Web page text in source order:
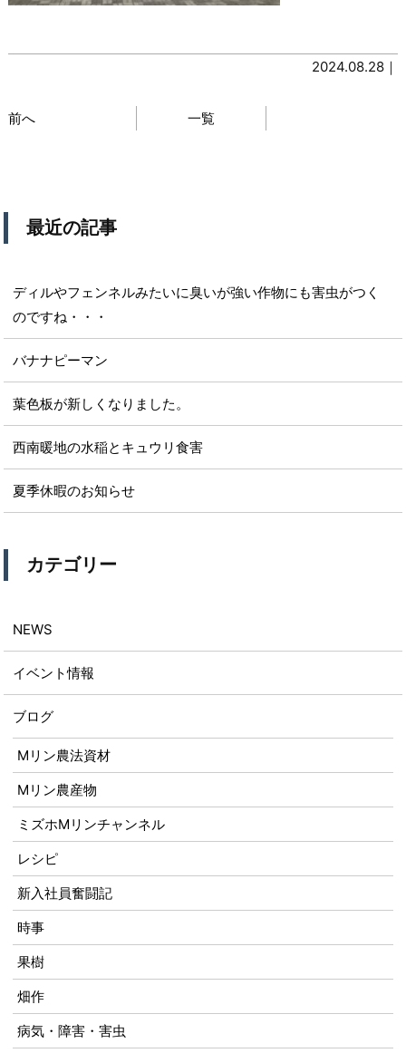
2024.08.28｜
前へ 一覧
最近の記事
ディルやフェンネルみたいに臭いが強い作物にも害虫がつく
のですね・・・
バナナピーマン
葉色板が新しくなりました。
西南暖地の水稲とキュウリ食害
夏季休暇のお知らせ
カテゴリー
NEWS
イベント情報
ブログ
Mリン農法資材
Mリン農産物
ミズホMリンチャンネル
レシピ
新入社員奮闘記
時事
果樹
畑作
病気・障害・害虫